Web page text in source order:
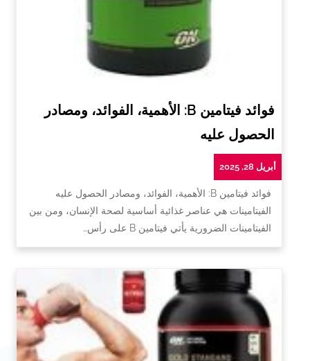
فوائد فيتامين B: الأهمية، الفوائد، ومصادر
الحصول عليه
أبريل 28, 2025
فوائد فيتامين B: الأهمية، الفوائد، ومصادر الحصول عليه
الفيتامينات هي عناصر غذائية أساسية لصحة الإنسان، ومن بين
الفيتامينات الضرورية يأتي فيتامين B على رأس…